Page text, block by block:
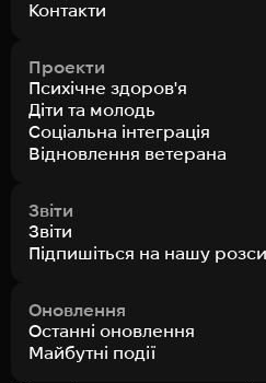
Контакти
Проекти
Психічне здоров'я
Діти та молодь
Соціальна інтеграція
Відновлення ветерана
Звіти
Звіти
Підпишіться на нашу
Оновлення
Останні оновлення
Майбутні події